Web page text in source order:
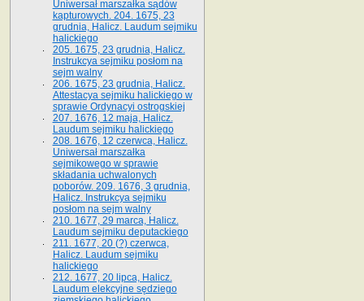
Uniwersał marszałka sądów
kapturowych. 204. 1675, 23
grudnia, Halicz. Laudum sejmiku
halickiego
205. 1675, 23 grudnia, Halicz.
Instrukcya sejmiku posłom na
sejm walny
206. 1675, 23 grudnia, Halicz.
Attestacya sejmiku halickiego w
sprawie Ordynacyi ostrogskiej
207. 1676, 12 maja, Halicz.
Laudum sejmiku halickiego
208. 1676, 12 czerwca, Halicz.
Uniwersał marszałka
sejmikowego w sprawie
składania uchwalonych
poborów. 209. 1676, 3 grudnia,
Halicz. Instrukcya sejmiku
posłom na sejm walny
210. 1677, 29 marca, Halicz.
Laudum sejmiku deputackiego
211. 1677, 20 (?) czerwca,
Halicz. Laudum sejmiku
halickiego
212. 1677, 20 lipca, Halicz.
Laudum elekcyjne sędziego